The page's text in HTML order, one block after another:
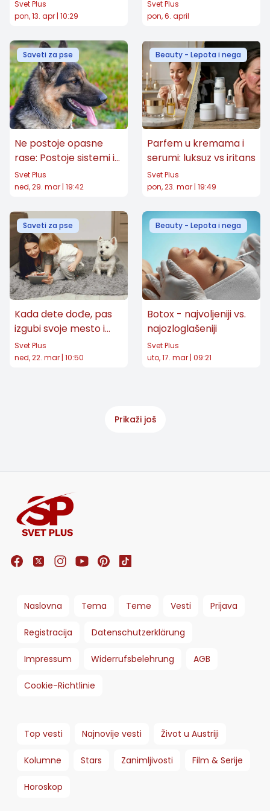
Svet Plus
pon, 13. apr | 10:29
procesu
Svet Plus
pon, 6. april
Saveti za pse
Ne postoje opasne
rase: Postoje sistemi i
kojima se agresija
razvija kao oblik
Svet Plus
ned, 29. mar | 19:42
Beauty - Lepota i nega
Parfem u kremama i
serumi: luksuz vs iritans
Svet Plus
pon, 23. mar | 19:49
Saveti za pse
Kada dete dođe, pas
izgubi svoje mesto i
obično odlazi: O
zakonu poretka u
Svet Plus
ned, 22. mar | 10:50
Beauty - Lepota i nega
Botox - najvoljeniji vs.
najozloglašeniji
Svet Plus
uto, 17. mar | 09:21
Prikaži još
Naslovna Tema Teme Vesti Prijava
Registracija Datenschutzerklärung
Impressum Widerrufsbelehrung AGB
Cookie-Richtlinie
Top vesti Najnovije vesti Život u Austriji
Kolumne Stars Zanimljivosti Film & Serije
Horoskop